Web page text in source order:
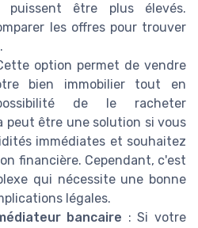
être plus élevés.
les offres pour trouver
option permet de vendre
bien immobilier tout en
de le racheter
peut être une solution si vous
immédiates et souhaitez
financière. Cependant, c'est
qui nécessite une bonne
légales.
bancaire : Si votre